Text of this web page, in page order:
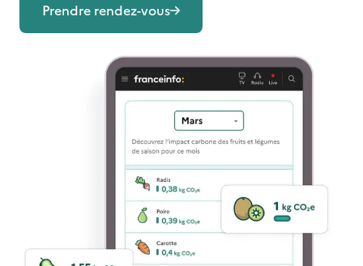
Prendre rendez-vous